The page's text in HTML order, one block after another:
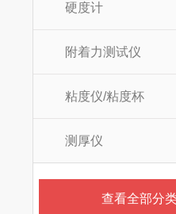
硬度计
附着力测试仪
粘度仪/粘度杯
测厚仪
查看全部分